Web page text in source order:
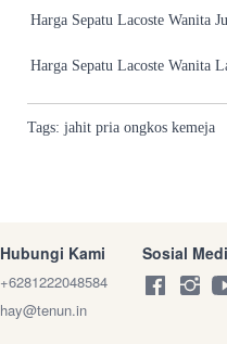
Harga Sepatu Lacoste Wanita
Harga Sepatu Lacoste Wanita
Tags:jahit pria ongkos kemeja
Hubungi Kami
+6281222048584
hay@tenun.in
Sosial